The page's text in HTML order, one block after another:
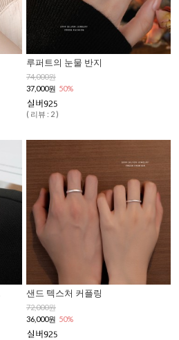
루퍼트의 눈물 반지
74,000원
37,000원 50%
( 리뷰 : 2 )
샌드 텍스처 커플링
72,000원
36,000원 50%